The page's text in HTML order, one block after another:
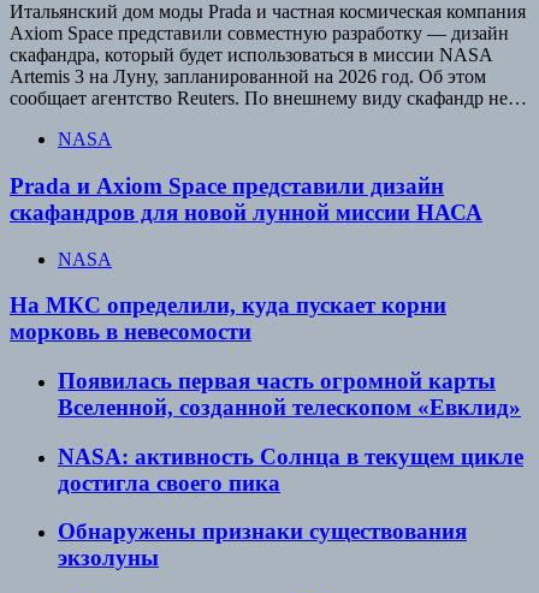
Итальянский дом моды Prada и частная космическая компания
Axiom Space представили совместную разработку — дизайн
скафандра, который будет использоваться в миссии NASA
Artemis 3 на Луну, запланированной на 2026 год. Об этом
сообщает агентство Reuters. По внешнему виду скафандр не…
NASA
Prada и Axiom Space представили дизайн
скафандров для новой лунной миссии НАСА
NASA
На МКС определили, куда пускает корни
морковь в невесомости
Появилась первая часть огромной карты
Вселенной, созданной телескопом «Евклид»
NASA: активность Солнца в текущем цикле
достигла своего пика
Обнаружены признаки существования
экзолуны